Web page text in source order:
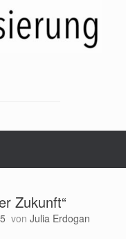
Zukunft“
von Julia Erdogan